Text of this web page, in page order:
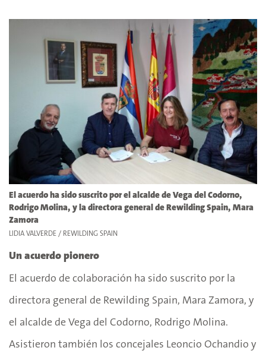
El acuerdo ha sido suscrito por el alcalde de Vega del Codorno,
Rodrigo Molina, y la directora general de Rewilding Spain, Mara
Zamora
LIDIA VALVERDE / REWILDING SPAIN
Un acuerdo pionero
El acuerdo de colaboración ha sido suscrito por la
directora general de Rewilding Spain, Mara Zamora, y
el alcalde de Vega del Codorno, Rodrigo Molina.
Asistieron también los concejales Leoncio Ochandio y